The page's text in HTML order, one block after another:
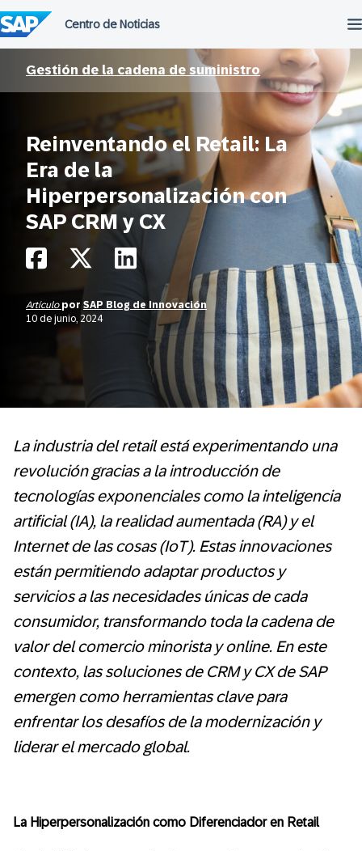
al
contenido
Gestión de la cadena de suministro
Reinventando el Retail: La
Era de la
Hiperpersonalización con
SAP CRM y CX
Artículo por SAP Blog de Innovación
10 de junio, 2024
La industria del retail está experimentando una
revolución gracias a la introducción de
tecnologías exponenciales como la inteligencia
artificial (IA), la realidad aumentada (RA) y el
Internet de las cosas (IoT). Estas innovaciones
están permitiendo adaptar productos y
servicios a las necesidades únicas de cada
consumidor, transformando toda la cadena de
valor del comercio minorista y online. En este
contexto, las soluciones de CRM y CX de SAP
emergen como herramientas clave para
enfrentar los desafíos de la modernización y
liderar el mercado global.
La Hiperpersonalización como Diferenciador en Retail